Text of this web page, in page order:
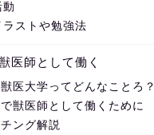
動
ラストや勉強法
医師として働く
医大学ってどんなことろ？
獣医師として働くために
ング解説